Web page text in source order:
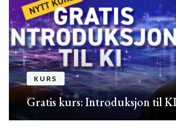
KURS
Gratis kurs: Introduksjon til KI